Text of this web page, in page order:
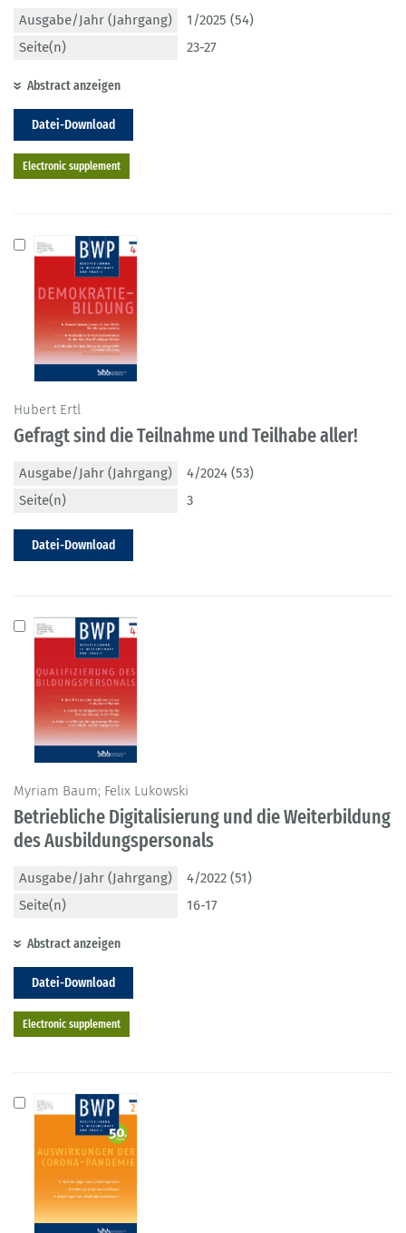
Ausgabe/Jahr (Jahrgang)
1/2025 (54)
Seite(n)
23-27
Abstract anzeigen
Datei-Download
Electronic supplement
Hubert Ertl
Gefragt sind die Teilnahme und Teilhabe aller!
Ausgabe/Jahr (Jahrgang)
4/2024 (53)
Seite(n)
3
Datei-Download
Myriam Baum; Felix Lukowski
Betriebliche Digitalisierung und die Weiterbildung
des Ausbildungspersonals
Ausgabe/Jahr (Jahrgang)
4/2022 (51)
Seite(n)
16-17
Abstract anzeigen
Datei-Download
Electronic supplement